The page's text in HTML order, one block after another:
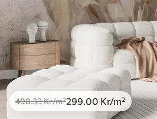
498.33Kr/m²299 .00 Kr/m²